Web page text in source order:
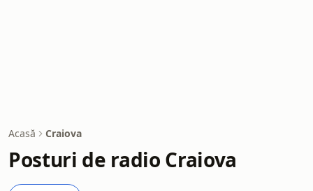
Acasă Craiova
Posturi de radio Craiova